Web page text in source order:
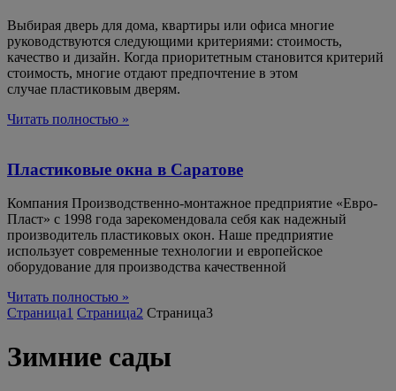
Выбирая дверь для дома, квартиры или офиса многие
руководствуются следующими критериями: стоимость,
качество и дизайн. Когда приоритетным становится критерий
стоимость, многие отдают предпочтение в этом
случае пластиковым дверям.
Читать полностью »
Пластиковые окна в Саратове
Компания Производственно-монтажное предприятие «Евро-
Пласт» с 1998 года зарекомендовала себя как надежный
производитель пластиковых окон. Наше предприятие
использует современные технологии и европейское
оборудование для производства качественной
Читать полностью »
Страница1 Страница2 Страница3
Зимние сады